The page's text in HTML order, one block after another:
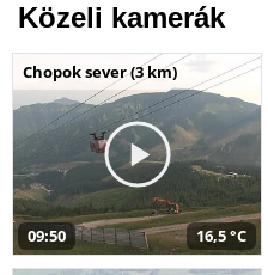
Közeli kamerák
Chopok sever (3 km)
09:50 16,5 °C